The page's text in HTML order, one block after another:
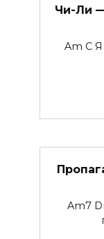
Чи-Ли
Am C
Am7